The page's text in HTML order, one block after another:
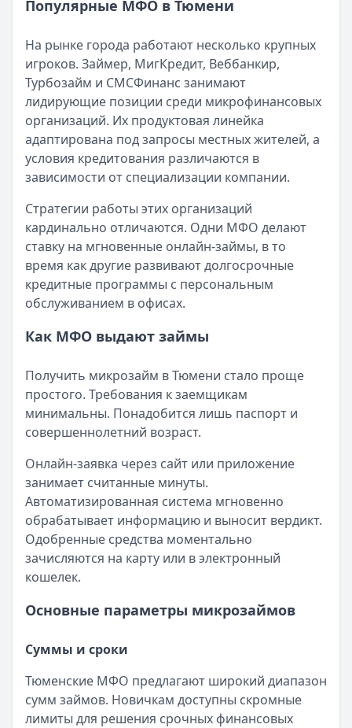
Читать новость
Кратко:В III квартале 2025 года владельцы iPhone
Опубликовано:5 декабря 2025 г.
Категория:МФО
Читать новость
57 сервисов микрозаймов через Госуслуги: где
Кратко:Авторизация через Госуслуги ускоряет
Опубликовано:23 ноября 2025 г.
Категория:МФО
Читать новость
Смс о «одобренном займе» от Bigmani Ru: как
Кратко: Пришло СМС об одобрении займа от Bigmani
Опубликовано:
Категория:
МФО
Читать новость
Все новости
Популярные МФО в Тюмени
На рынке города работают несколько крупных
игроков. Займер, МигКредит, Веббанкир,
Турбозайм и СМСФинанс занимают
лидирующие позиции среди микрофинансовых
организаций. Их продуктовая линейка
адаптирована под запросы местных жителей, а
условия кредитования различаются в
зависимости от специализации компании.
Стратегии работы этих организаций
кардинально отличаются. Одни МФО делают
ставку на мгновенные онлайн-займы, в то
время как другие развивают долгосрочные
кредитные программы с персональным
обслуживанием в офисах.
Как МФО выдают займы
Получить микрозайм в Тюмени стало проще
простого. Требования к заемщикам
минимальны. Понадобится лишь паспорт и
совершеннолетний возраст.
Онлайн-заявка через сайт или приложение
занимает считанные минуты.
Автоматизированная система мгновенно
обрабатывает информацию и выносит вердикт.
Одобренные средства моментально
зачисляются на карту или в электронный
кошелек.
Основные параметры микрозаймов
Суммы и сроки
Тюменские МФО предлагают широкий диапазон
сумм займов. Новичкам доступны скромные
лимиты для решения срочных финансовых